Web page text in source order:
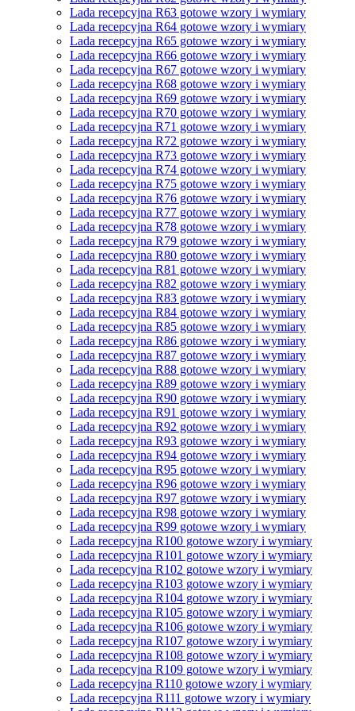
Lada recepcyjna R63 gotowe wzory i wymiary
Lada recepcyjna R64 gotowe wzory i wymiary
Lada recepcyjna R65 gotowe wzory i wymiary
Lada recepcyjna R66 gotowe wzory i wymiary
Lada recepcyjna R67 gotowe wzory i wymiary
Lada recepcyjna R68 gotowe wzory i wymiary
Lada recepcyjna R69 gotowe wzory i wymiary
Lada recepcyjna R70 gotowe wzory i wymiary
Lada recepcyjna R71 gotowe wzory i wymiary
Lada recepcyjna R72 gotowe wzory i wymiary
Lada recepcyjna R73 gotowe wzory i wymiary
Lada recepcyjna R74 gotowe wzory i wymiary
Lada recepcyjna R75 gotowe wzory i wymiary
Lada recepcyjna R76 gotowe wzory i wymiary
Lada recepcyjna R77 gotowe wzory i wymiary
Lada recepcyjna R78 gotowe wzory i wymiary
Lada recepcyjna R79 gotowe wzory i wymiary
Lada recepcyjna R80 gotowe wzory i wymiary
Lada recepcyjna R81 gotowe wzory i wymiary
Lada recepcyjna R82 gotowe wzory i wymiary
Lada recepcyjna R83 gotowe wzory i wymiary
Lada recepcyjna R84 gotowe wzory i wymiary
Lada recepcyjna R85 gotowe wzory i wymiary
Lada recepcyjna R86 gotowe wzory i wymiary
Lada recepcyjna R87 gotowe wzory i wymiary
Lada recepcyjna R88 gotowe wzory i wymiary
Lada recepcyjna R89 gotowe wzory i wymiary
Lada recepcyjna R90 gotowe wzory i wymiary
Lada recepcyjna R91 gotowe wzory i wymiary
Lada recepcyjna R92 gotowe wzory i wymiary
Lada recepcyjna R93 gotowe wzory i wymiary
Lada recepcyjna R94 gotowe wzory i wymiary
Lada recepcyjna R95 gotowe wzory i wymiary
Lada recepcyjna R96 gotowe wzory i wymiary
Lada recepcyjna R97 gotowe wzory i wymiary
Lada recepcyjna R98 gotowe wzory i wymiary
Lada recepcyjna R99 gotowe wzory i wymiary
Lada recepcyjna R100 gotowe wzory i wymiary
Lada recepcyjna R101 gotowe wzory i wymiary
Lada recepcyjna R102 gotowe wzory i wymiary
Lada recepcyjna R103 gotowe wzory i wymiary
Lada recepcyjna R104 gotowe wzory i wymiary
Lada recepcyjna R105 gotowe wzory i wymiary
Lada recepcyjna R106 gotowe wzory i wymiary
Lada recepcyjna R107 gotowe wzory i wymiary
Lada recepcyjna R108 gotowe wzory i wymiary
Lada recepcyjna R109 gotowe wzory i wymiary
Lada recepcyjna R110 gotowe wzory i wymiary
Lada recepcyjna R111 gotowe wzory i wymiary